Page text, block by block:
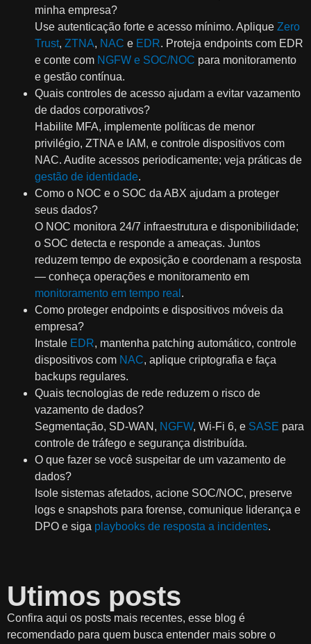
minha empresa?
Use autenticação forte e acesso mínimo. Aplique Zero
Trust, ZTNA, NAC e EDR. Proteja endpoints com EDR
e conte com NGFW e SOC/NOC para monitoramento
e gestão contínua.
Quais controles de acesso ajudam a evitar vazamento
de dados corporativos?
Habilite MFA, implemente políticas de menor
privilégio, ZTNA e IAM, e controle dispositivos com
NAC. Audite acessos periodicamente; veja práticas de
gestão de identidade.
Como o NOC e o SOC da ABX ajudam a proteger
seus dados?
O NOC monitora 24/7 infraestrutura e disponibilidade;
o SOC detecta e responde a ameaças. Juntos
reduzem tempo de exposição e coordenam a resposta
— conheça operações e monitoramento em
monitoramento em tempo real .
Como proteger endpoints e dispositivos móveis da
empresa?
Instale EDR, mantenha patching automático, controle
dispositivos com NAC, aplique criptografia e faça
backups regulares.
Quais tecnologias de rede reduzem o risco de
vazamento de dados?
Segmentação, SD‑WAN, NGFW, Wi‑Fi 6, e SASE para
controle de tráfego e segurança distribuída.
O que fazer se você suspeitar de um vazamento de
dados?
Isole sistemas afetados, acione SOC/NOC, preserve
logs e snapshots para forense, comunique liderança e
DPO e siga playbooks de resposta a incidentes.
Utimos posts
Confira aqui os posts mais recentes, esse blog é
recomendado para quem busca entender mais sobre o